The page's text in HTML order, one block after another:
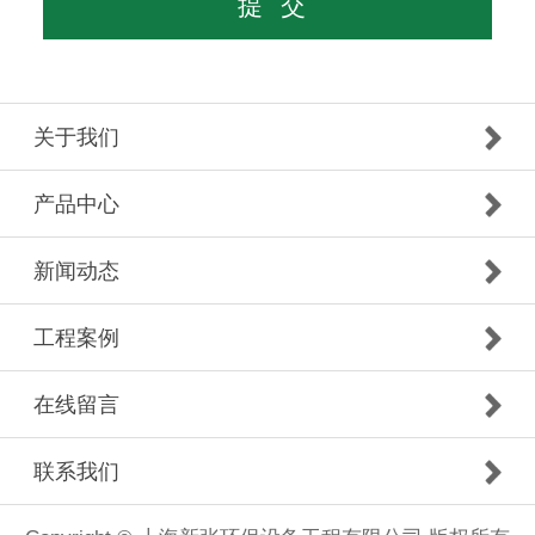
关于我们
产品中心
新闻动态
工程案例
在线留言
联系我们